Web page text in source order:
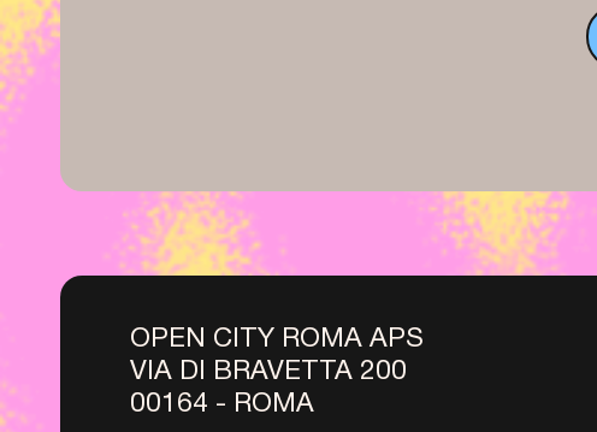
OPEN CITY ROMA APS
VIA DI BRAVETTA 200
00164 - ROMA